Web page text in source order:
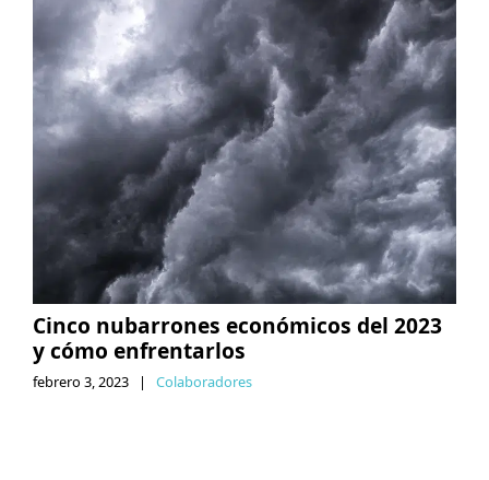
Cinco nubarrones económicos del 2023
y cómo enfrentarlos
febrero 3, 2023 | Colaboradores